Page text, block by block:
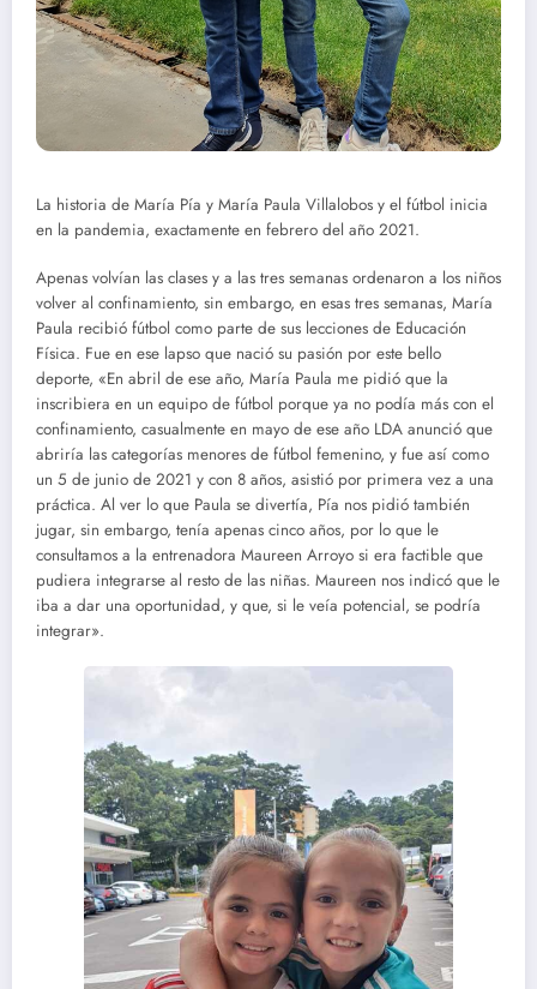
La historia de María Pía y María Paula Villalobos y el fútbol inicia
en la pandemia, exactamente en febrero del año 2021.
Apenas volvían las clases y a las tres semanas ordenaron a los niños
volver al confinamiento, sin embargo, en esas tres semanas, María
Paula recibió fútbol como parte de sus lecciones de Educación
Física. Fue en ese lapso que nació su pasión por este bello
deporte, «En abril de ese año, María Paula me pidió que la
inscribiera en un equipo de fútbol porque ya no podía más con el
confinamiento, casualmente en mayo de ese año LDA anunció que
abriría las categorías menores de fútbol femenino, y fue así como
un 5 de junio de 2021 y con 8 años, asistió por primera vez a una
práctica. Al ver lo que Paula se divertía, Pía nos pidió también
jugar, sin embargo, tenía apenas cinco años, por lo que le
consultamos a la entrenadora Maureen Arroyo si era factible que
pudiera integrarse al resto de las niñas. Maureen nos indicó que le
iba a dar una oportunidad, y que, si le veía potencial, se podría
integrar».